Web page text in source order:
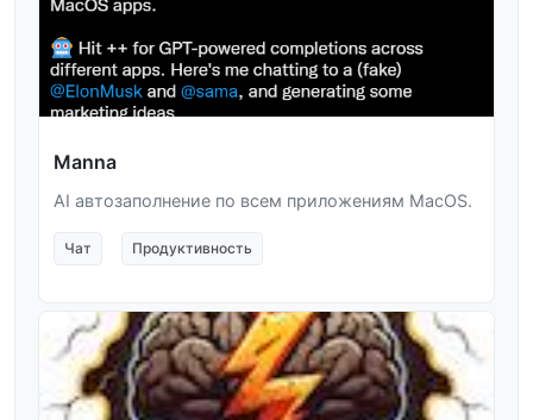
Manna
AI автозаполнение по всем приложениям MacOS.
Чат Продуктивность